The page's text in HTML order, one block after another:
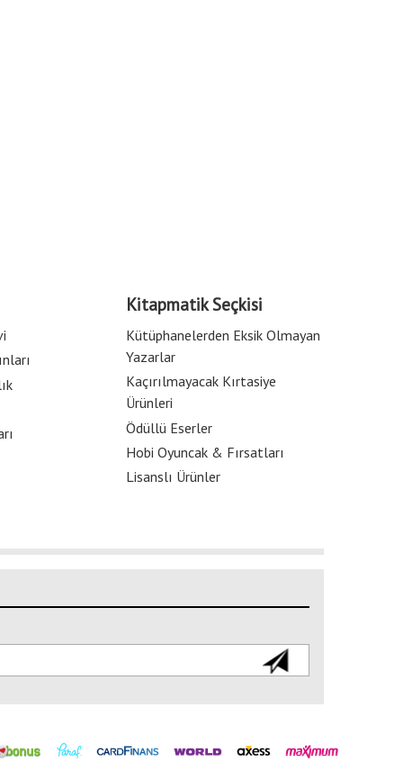
Kitapmatik Seçkisi
Kütüphanelerden Eksik Olmayan
Yazarlar
Kaçırılmayacak Kırtasiye
Ürünleri
Ödüllü Eserler
Hobi Oyuncak & Fırsatları
Lisanslı Ürünler